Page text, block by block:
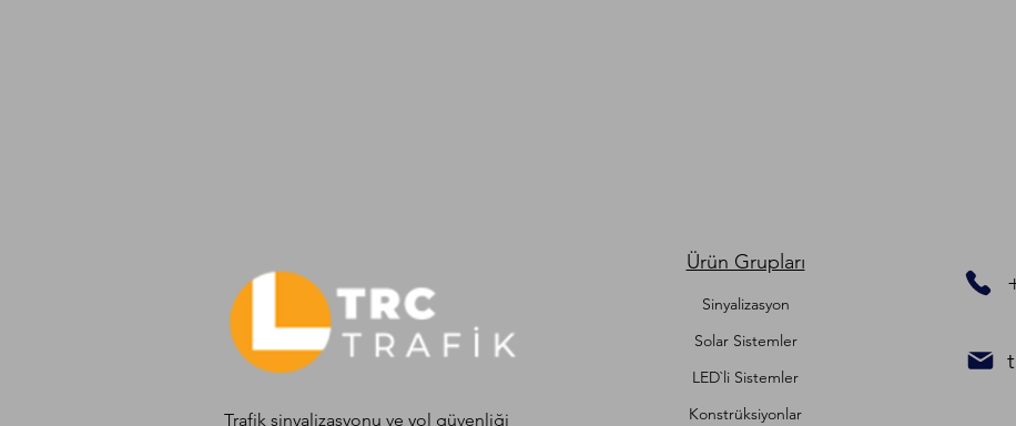
Trafik sinyalizasyonu ve yol güvenliği
Ürün Grupları
Sinyalizasyon
Solar Sistemler
LED`li Sistemler
Konstrüksiyonlar